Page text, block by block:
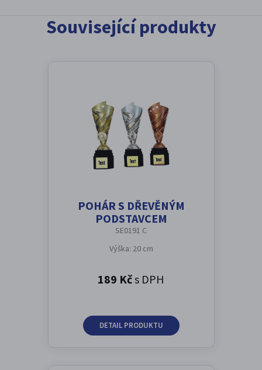
Související produkty
POHÁR S DŘEVĚNÝM
PODSTAVCEM
SE0191 C
Výška: 20 cm
189 Kčs DPH
DETAIL PRODUKTU